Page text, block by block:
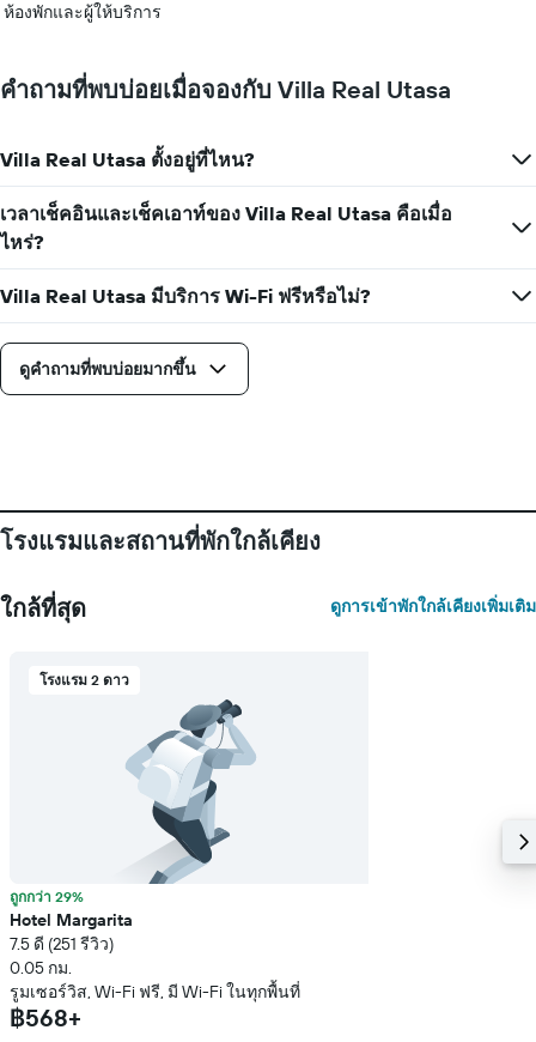
ห้องพักและผู้ให้บริการ
คำถามที่พบบ่อยเมื่อจองกับ Villa Real Utasa
Villa Real Utasa ตั้งอยู่ที่ไหน?
เวลาเช็คอินและเช็คเอาท์ของ Villa Real Utasa คือเมื่อ
ไหร่?
Villa Real Utasa มีบริการ Wi-Fi ฟรีหรือไม่?
ดูคำถามที่พบบ่อยมากขึ้น
โรงแรมและสถานที่พักใกล้เคียง
ใกล้ที่สุด ดูการเข้าพักใกล้เคียงเพิ่มเติม
โรงแรม 2 ดาว
ถูกกว่า 29%
Hotel Margarita
7.5 ดี (251 รีวิว)
0.05 กม.
รูมเซอร์วิส, Wi-Fi ฟรี, มี Wi-Fi ในทุกพื้นที่
฿568+